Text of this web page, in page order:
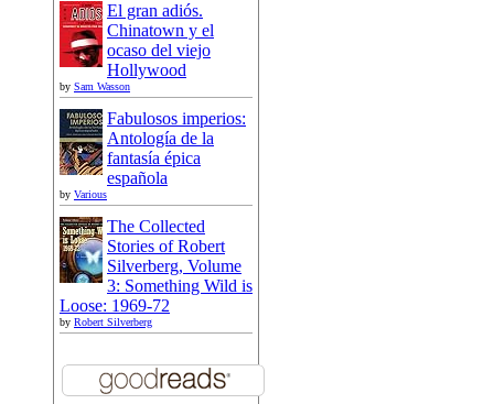
El gran adiós.
Chinatown y el
ocaso del viejo
Hollywood
by Sam Wasson
Fabulosos imperios:
Antología de la
fantasía épica
española
by Various
The Collected
Stories of Robert
Silverberg, Volume
3: Something Wild is
Loose: 1969-72
by Robert Silverberg